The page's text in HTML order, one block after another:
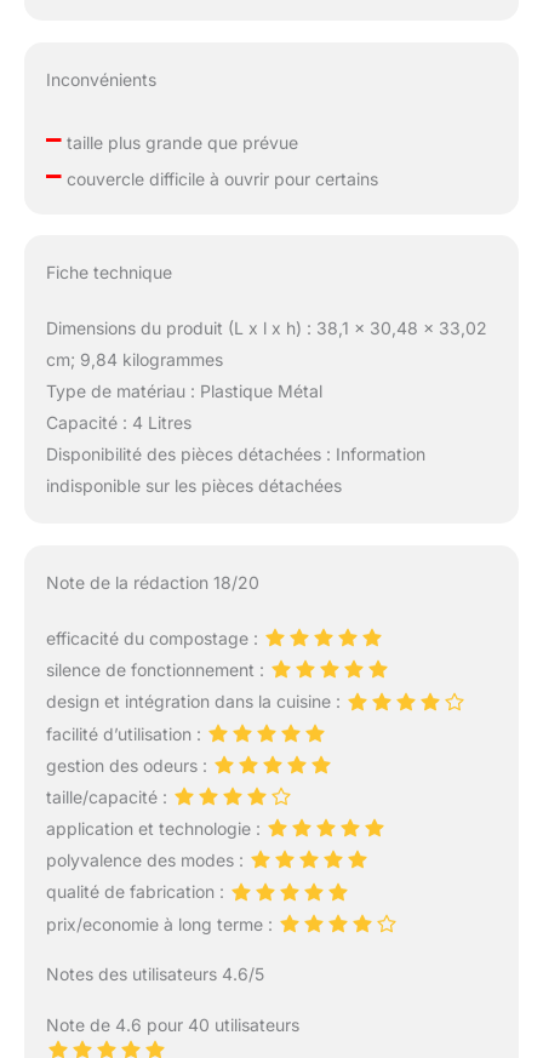
Inconvénients
–taille plus grande que prévue
–couvercle difficile à ouvrir pour certains
Fiche technique
Dimensions du produit (L x l x h) : 38,1 x 30,48 x 33,02
cm; 9,84 kilogrammes
Type de matériau : Plastique Métal
Capacité : 4 Litres
Disponibilité des pièces détachées : Information
indisponible sur les pièces détachées
Note de la rédaction 18/20
efficacité du compostage :
silence de fonctionnement :
design et intégration dans la cuisine :
facilité d’utilisation :
gestion des odeurs :
taille/capacité :
application et technologie :
polyvalence des modes :
qualité de fabrication :
prix/economie à long terme :
Notes des utilisateurs 4.6/5
Note de 4.6 pour 40 utilisateurs